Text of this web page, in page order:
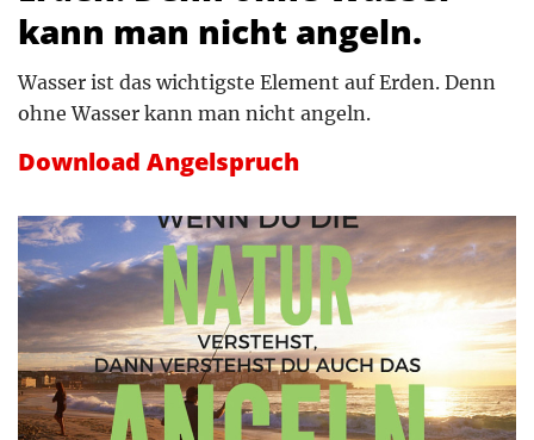
kann man nicht angeln.
Wasser ist das wichtigste Element auf Erden. Denn
ohne Wasser kann man nicht angeln.
Download Angelspruch